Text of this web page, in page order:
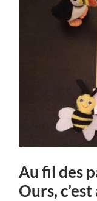
Au fil des
Ours,